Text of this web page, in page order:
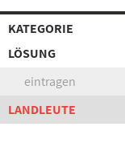
KATEGORIE
LÖSUNG
eintragen
LANDLEUTE